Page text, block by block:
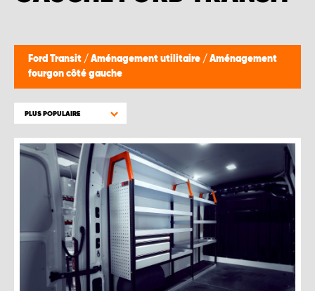
Ford Transit / Aménagement utilitaire / Aménagement
fourgon côté gauche
PLUS POPULAIRE